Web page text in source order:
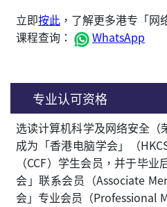
立即按此 ，了解更多港专「网
课程查询：
WhatsApp
专业认可资格
选读计算机科学及网络安全（
成为「香港电脑学会」（
（CCF）学生会员，并于毕
会」联系会员（Associate
会」专业会员（Professional